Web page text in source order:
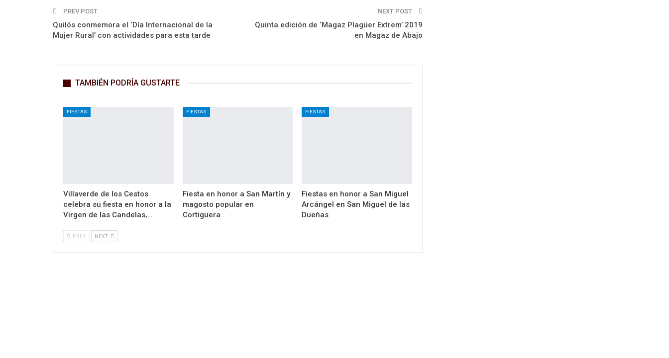
PREV POST
Quilós conmemora el ‘Día Internacional de la
Mujer Rural’ con actividades para esta tarde
NEXT POST
Quinta edición de ‘Magaz Plagüer Extrem’ 2019
en Magaz de Abajo
TAMBIÉN PODRÍA GUSTARTE
FIESTAS
Villaverde de los Cestos
celebra su fiesta en honor a la
Virgen de las Candelas,…
FIESTAS
Fiesta en honor a San Martín y
magosto popular en
Cortiguera
FIESTAS
Fiestas en honor a San Miguel
Arcángel en San Miguel de las
Dueñas
PREV NEXT